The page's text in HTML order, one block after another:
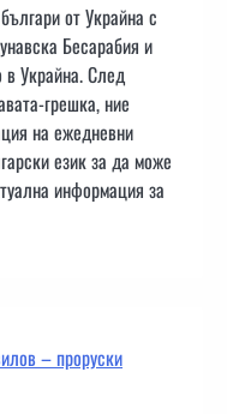
от Украйна с
Бесарабия и
в Украйна. След
грешка, ние
на ежедневни
език за да може
информация за
– проруски